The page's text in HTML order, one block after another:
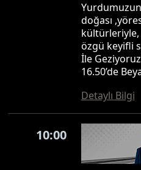
doğası
kültürleriyle,
özgü keyifli
İle
16.50’de
Detaylı Bilgi
10:00